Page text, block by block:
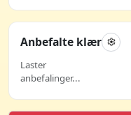
Anbefalte klær
Laster
anbefalinger...